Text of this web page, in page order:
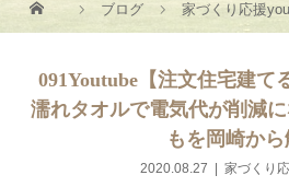
ブログ 家づくり応援
091Youtube【注文住宅建て
濡れタオルで電気代が削減
もを岡崎か
2020.08.27 家づくり